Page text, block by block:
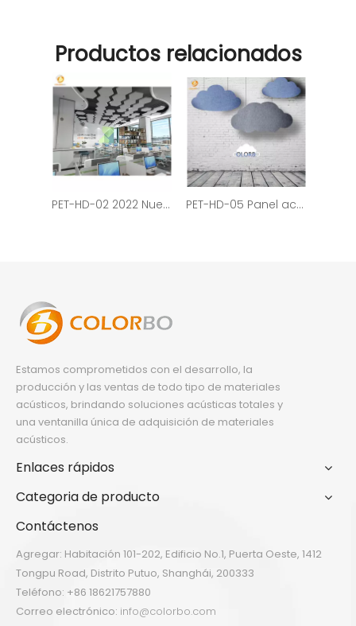
Productos relacionados
PET-HD-02 2022 Nuevo diseño 3D Wall & Deco Panel de techo de poliéster acústico PET-HD-05 Panel acústico de techo de fibra de poliéster acústico de pared 3D
Estamos comprometidos con el desarrollo, la
producción y las ventas de todo tipo de materiales
acústicos, brindando soluciones acústicas totales y
una ventanilla única de adquisición de materiales
acústicos.
Enlaces rápidos
Categoria de producto
Contáctenos
Agregar: Habitación 101-202, Edificio No.1, Puerta Oeste, 1412
Tongpu Road, Distrito Putuo, Shanghái, 200333
Teléfono: +86 18621757880
Correo electrónico: info@colorbo.com